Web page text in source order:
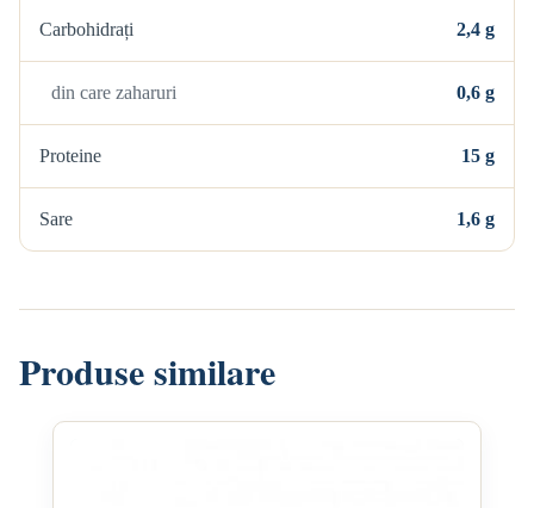
Carbohidrați 2,4 g
din care zaharuri 0,6 g
Proteine 15 g
Sare 1,6 g
Produse similare